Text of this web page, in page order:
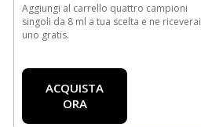
Aggiungi al carrello quattro campioni
singoli da 8 ml a tua scelta e ne riceverai
uno gratis.
ACQUISTA
ORA